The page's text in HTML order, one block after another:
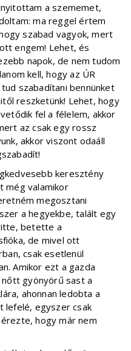
a szememet,
ma reggel értem
szabad vagyok, mert
engem! Lehet, és
napok, de nem tudom
kell, hogy az ÚR
szabadítani bennünket
reszketünk! Lehet, hogy
fel a félelem, akkor
az csak egy rossz
akkor viszont odaáll
keresztény
még valamikor
megosztani
a hegyekbe, talált egy
betette a
de mivel ott
csak esetlenül
Amikor ezt a gazda
gyönyörű sast a
ahonnan ledobta a
lefelé, egyszer csak
hogy már nem